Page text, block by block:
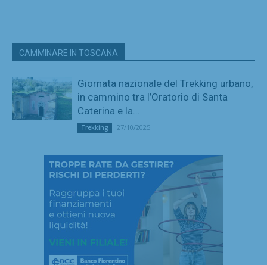
CAMMINARE IN TOSCANA
Giornata nazionale del Trekking urbano,
in cammino tra l’Oratorio di Santa
Caterina e la...
Trekking 27/10/2025